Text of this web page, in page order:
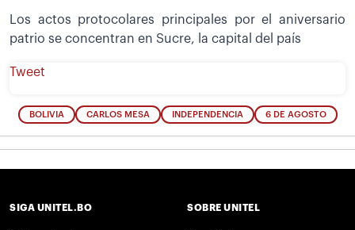
Los actos protocolares principales por el aniversario
patrio se concentran en Sucre, la capital del país
Tweet
BOLIVIA CARLOS MESA INDEPENDENCIA 6 DE AGOSTO
SIGA UNITEL.BO SOBRE UNITEL